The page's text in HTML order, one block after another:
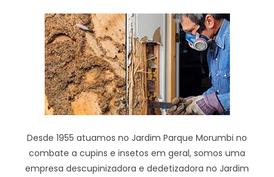
Desde 1955 atuamos no Jardim Parque Morumbi no
combate a cupins e insetos em geral, somos uma
empresa descupinizadora e dedetizadora no Jardim